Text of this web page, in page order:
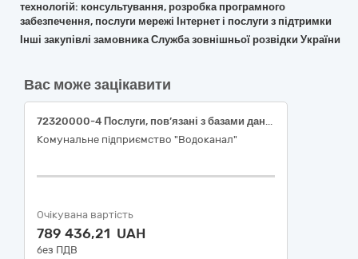
технологій: консультування, розробка програмного
забезпечення, послуги мережі Інтернет і послуги з підтримки
Інші закупівлі замовника Служба зовнішньої розвідки України
Вас може зацікавити
72320000-4 Послуги, пов’язані з базами даних. Послуги з впровадження програмного забезпечення «API SAF-T UA».
Комунальне підприємство "Водоканал"
Очікувана вартість
789 436,21 UAH
без ПДВ